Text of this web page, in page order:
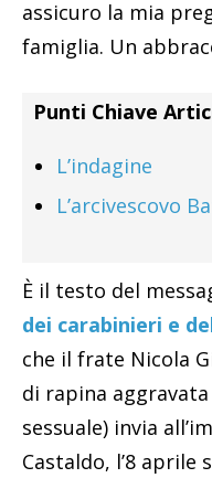
assicuro la mia
famiglia. Un
Punti Chiave
L’indagine
L’arcivescovo
È il testo del
dei carabinieri e
che il frate Nicola
di rapina
sessuale) invia
Castaldo, l’8